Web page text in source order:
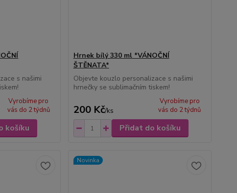
s našimi
Vyrobíme pro
vás do 2 týdnů
košíku
Hrnek bílý 330 ml *VÁNOČNÍ
ŠTĚNATA*
Objevte kouzlo personalizace s našimi
hrnečky se sublimačním tiskem!
200 Kč/ks
Vyrobíme pro
vás do 2 týdnů
Přidat do košíku
Novinka